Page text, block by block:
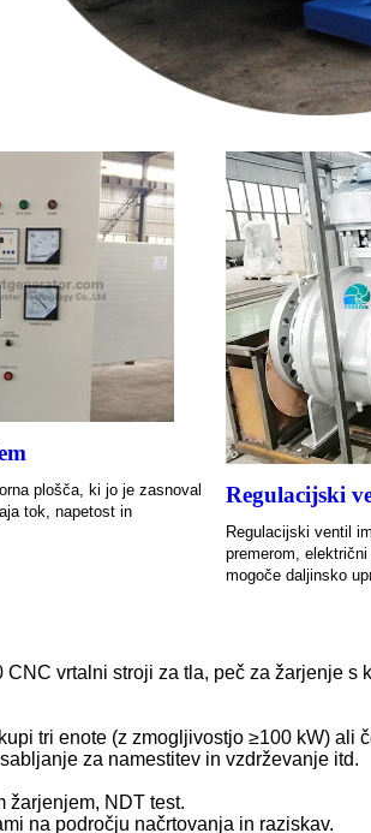
plošča, ki jo je zasnoval
tok, napetost in
Regulacijski
Regulacijski ventil
premerom,
mogoče daljinsko
vrtalni stroji za tla, peč za žarjenje s
tri enote (z zmogljivostjo ≥100 kW) ali
za namestitev in vzdrževanje itd.
žarjenjem, NDT test.
na področju načrtovanja in raziskav.